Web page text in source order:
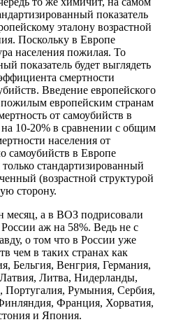
показатель
эталону возрастной
Поскольку в Европе
населения пожилая. То
показатель будет выглядеть
смертности
Введение европейского
пожилым европейским странам
от самоубийств в
10-20% в сравнении с общим
населения от
самоубийств в Европе
только стандартизированный
(возрастной структурой
сторону.
месяц, а в ВОЗ подрисовали
аж на 58%. Ведь не с
о том что в России уже
чем в таких странах как
Бельгия, Венгрия, Германия,
Литва, Нидерланды,
Португалия, Румыния, Сербия,
Франция, Хорватия,
и Япония.